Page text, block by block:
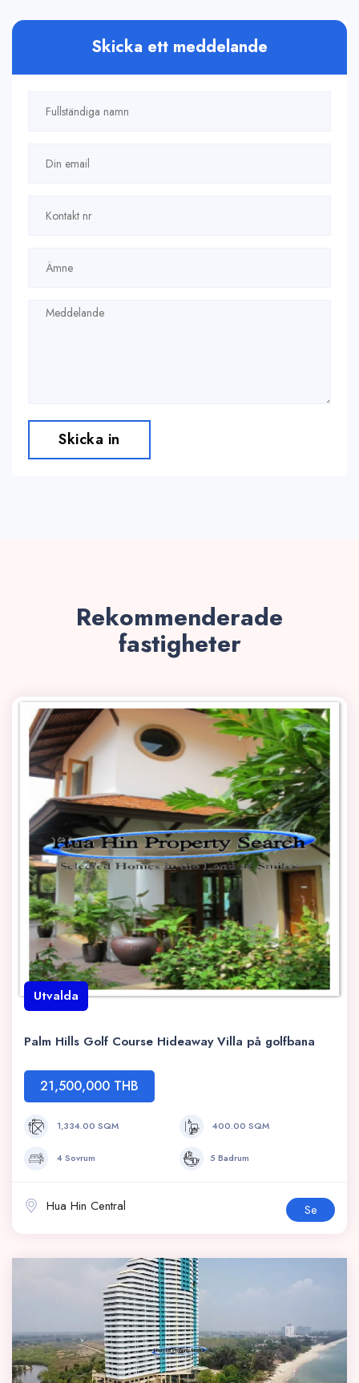
Skicka ett meddelande
Skicka in
Rekommenderade
fastigheter
Utvalda
Palm Hills Golf Course Hideaway Villa på golfbana
21,500,000 THB
1,334.00 SQM 400.00 SQM
4 Sovrum 5 Badrum
Hua Hin Central Se